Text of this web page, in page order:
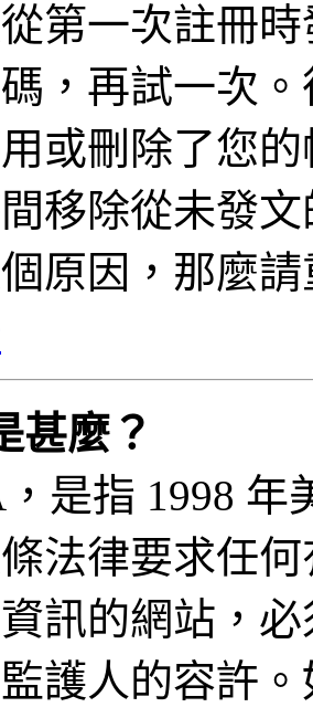
第一次註冊
，再試一次
或刪除了您
移除從未發
原因，那麼
甚麼？
，是指 1998
法律要求任
訊的網站，
護人的容許